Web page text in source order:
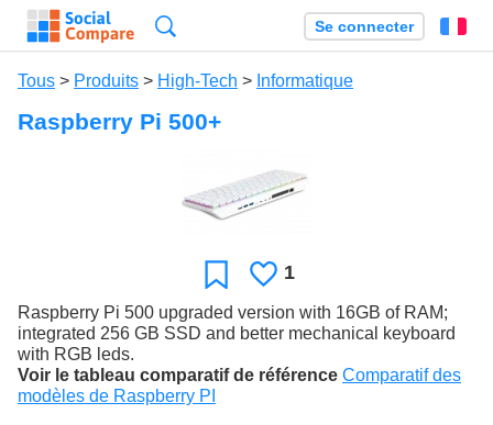
Se connecter
Tous > Produits > High-Tech > Informatique
Raspberry Pi 500+
Favori J'aime
1
Raspberry Pi 500 upgraded version with 16GB of RAM;
integrated 256 GB SSD and better mechanical keyboard
with RGB leds.
Voir le tableau comparatif de référence Comparatif des
modèles de Raspberry PI